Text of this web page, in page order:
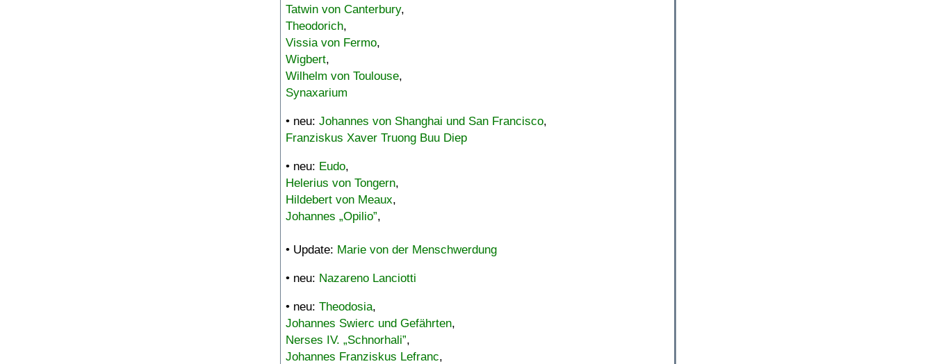
Tatwin von Canterbury,
Theodorich,
Vissia von Fermo,
Wigbert,
Wilhelm von Toulouse,
Synaxarium
• neu: Johannes von Shanghai und San Francisco,
Franziskus Xaver Truong Buu Diep
• neu: Eudo,
Helerius von Tongern,
Hildebert von Meaux,
Johannes „Opilio”,
• Update: Marie von der Menschwerdung
• neu: Nazareno Lanciotti
• neu: Theodosia,
Johannes Swierc und Gefährten,
Nerses IV. „Schnorhali”,
Johannes Franziskus Lefranc,